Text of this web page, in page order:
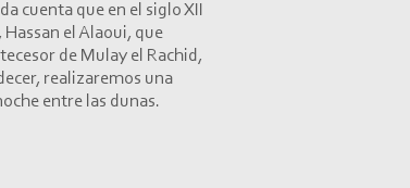
cuenta que en el siglo XII
el Alaoui, que
de Mulay el Rachid,
realizaremos una
entre las dunas.